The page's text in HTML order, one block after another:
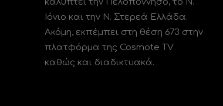
καλύπτει την Πελοπόννησο, το N.
Ιόνιο και την Ν. Στερεά Ελλάδα.
Ακόμη, εκπέμπει στη θέση 673 στην
πλατφόρμα της Cosmote TV
καθώς και διαδικτυακά.